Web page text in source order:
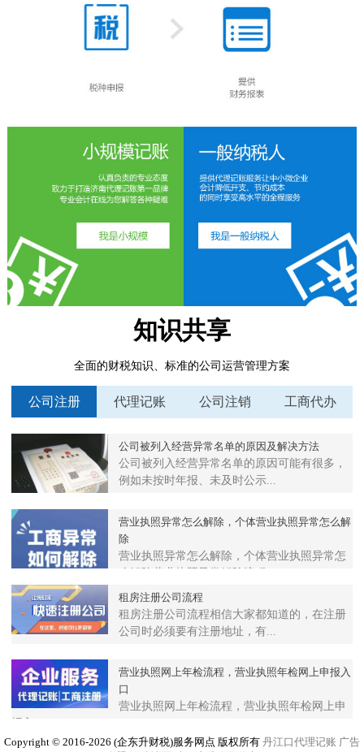
知识共享
全面的财税知识、标准的公司运营管理方案
公司注册 代理记账 公司注销 工商代办
公司被列入经营异常名单的原因及解决方法
公司被列入经营异常名单的原因可能有很多，
例如未按时年报、未及时公示...
营业执照异常怎么解除，个体营业执照异常怎么解
除
营业执照异常怎么解除，个体营业执照异常怎
租房注册公司流程
租房注册公司流程相信大家都知道的，在注册
公司时必须要有注册地址，有...
营业执照网上年检流程，营业执照年检网上申报入
口
营业执照网上年检流程，营业执照年检网上申
Copyright © 2016-2026 (企东升财税)服务网点 版权所有 丹江口代理记账 广告